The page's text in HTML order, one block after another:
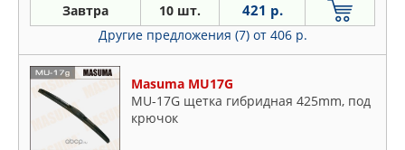
Завтра 10 шт. 421 р.
Другие предложения (7) от 406 р.
Masuma MU17G
MU-17G щетка гибридная 425mm, под
крючок